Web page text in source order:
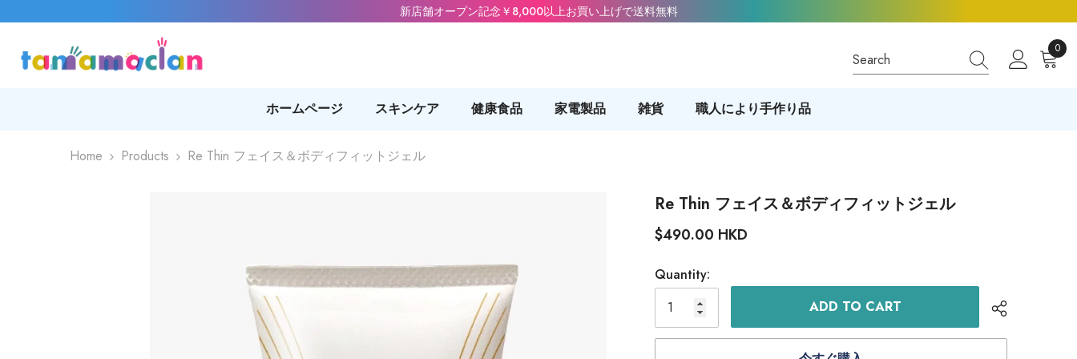
新店舗オープン記念￥8,000以上お買い上げで送料無料
00
ホームページ スキンケア 健康食品 家電製品 雑貨 職人により手作り品
Home Products Re Thin フェイス＆ボディフィットジェル
Re Thin フェイス＆ボディフィットジェル
$490.00 HKD
Quantity:
ADD TO CART